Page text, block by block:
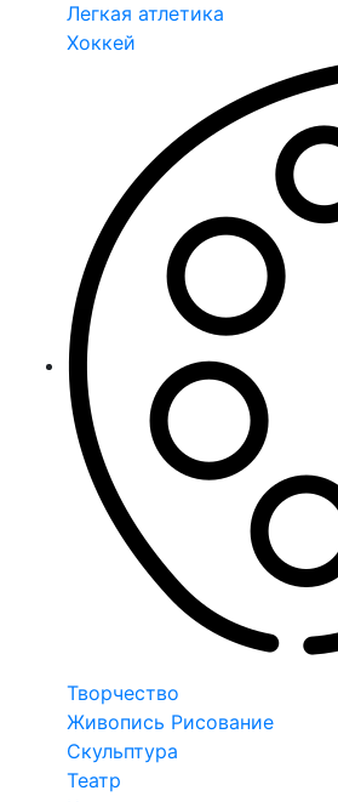
Легкая атлетика
Хоккей
Творчество
Живопись Рисование
Скульптура
Театр